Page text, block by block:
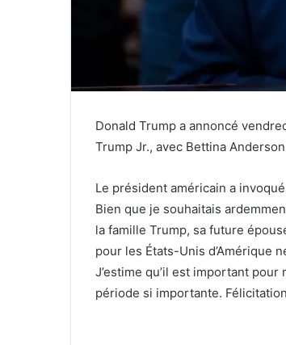
Donald Trump a annoncé
Trump Jr., avec Bettina
Le président américain a
Bien que je souhaitais
la famille Trump, sa future
pour les États-Unis d’Amérique
J’estime qu’il est important
période si importante.